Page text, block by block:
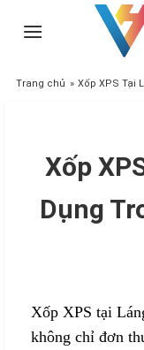
Trang chủ » Xốp XPS Tại
Xốp
Dụng
Xốp XPS tại
không chỉ đơn